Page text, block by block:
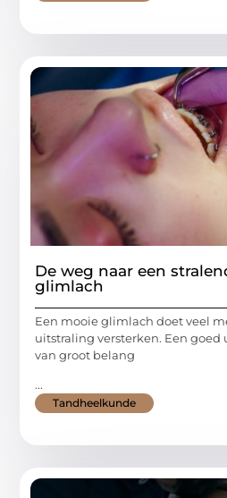
De weg naar een
glimlach
Een mooie glimlach doet veel
uitstraling versterken. Een
van groot belang
...
Tandheelkunde